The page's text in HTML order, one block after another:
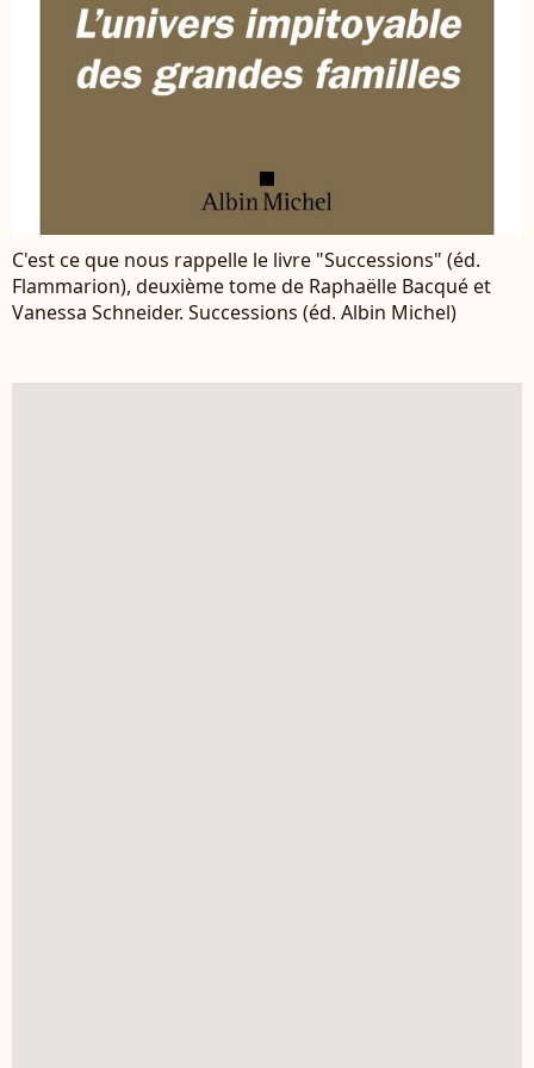
C'est ce que nous rappelle le livre "Successions" (éd.
Flammarion), deuxième tome de Raphaëlle Bacqué et
Vanessa Schneider. Successions (éd. Albin Michel)